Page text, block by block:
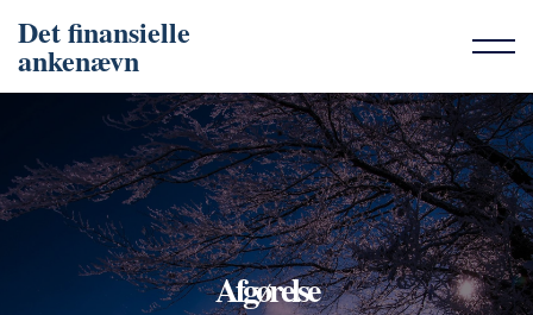
Det finansielle
ankenævn
Afgørelse